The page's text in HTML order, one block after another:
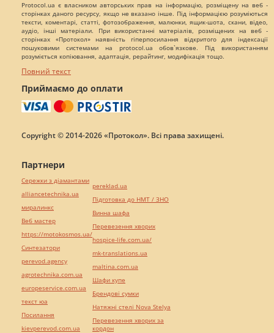
Protocol.ua є власником авторських прав на інформацію, розміщену на веб -
сторінках даного ресурсу, якщо не вказано інше. Під інформацією розуміються
тексти, коментарі, статті, фотозображення, малюнки, ящик-шота, скани, відео,
аудіо, інші матеріали. При використанні матеріалів, розміщених на веб -
сторінках «Протокол» наявність гіперпосилання відкритого для індексації
пошуковими системами на protocol.ua обов`язкове. Під використанням
розуміється копіювання, адаптація, рерайтинг, модифікація тощо.
Повний текст
Приймаємо до оплати
Copyright © 2014-2026 «Протокол». Всі права захищені.
Партнери
Сережки з діамантами
alliancetechnika.ua
миралинкс
Веб мастер
https://motokosmos.ua/
Синтезатори
perevod.agency
agrotechnika.com.ua
europeservice.com.ua
текст юа
Посилання
kievperevod.com.ua
pereklad.ua
Підготовка до НМТ / ЗНО
Винна шафа
Перевезення хворих
hospice-life.com.ua/
mk-translations.ua
maltina.com.ua
Шафи купе
Брендові сумки
Натяжні стелі Nova Stelya
Перевезення хворих за
кордон